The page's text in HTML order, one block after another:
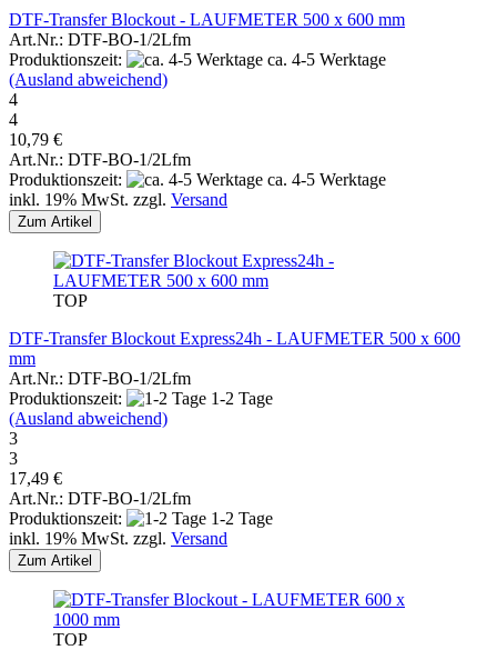
DTF-Transfer Blockout - LAUFMETER 500 x 600 mm
Art.Nr.: DTF-BO-1/2Lfm
Produktionszeit:
ca. 4-5 Werktage
(Ausland abweichend)
4
4
10,79 €
Art.Nr.: DTF-BO-1/2Lfm
Produktionszeit:
ca. 4-5 Werktage
inkl. 19% MwSt. zzgl. Versand
Zum Artikel
TOP
DTF-Transfer Blockout Express24h - LAUFMETER 500 x 600
mm
Art.Nr.: DTF-BO-1/2Lfm
Produktionszeit:
1-2 Tage
(Ausland abweichend)
3
3
17,49 €
Art.Nr.: DTF-BO-1/2Lfm
Produktionszeit:
1-2 Tage
inkl. 19% MwSt. zzgl. Versand
Zum Artikel
TOP